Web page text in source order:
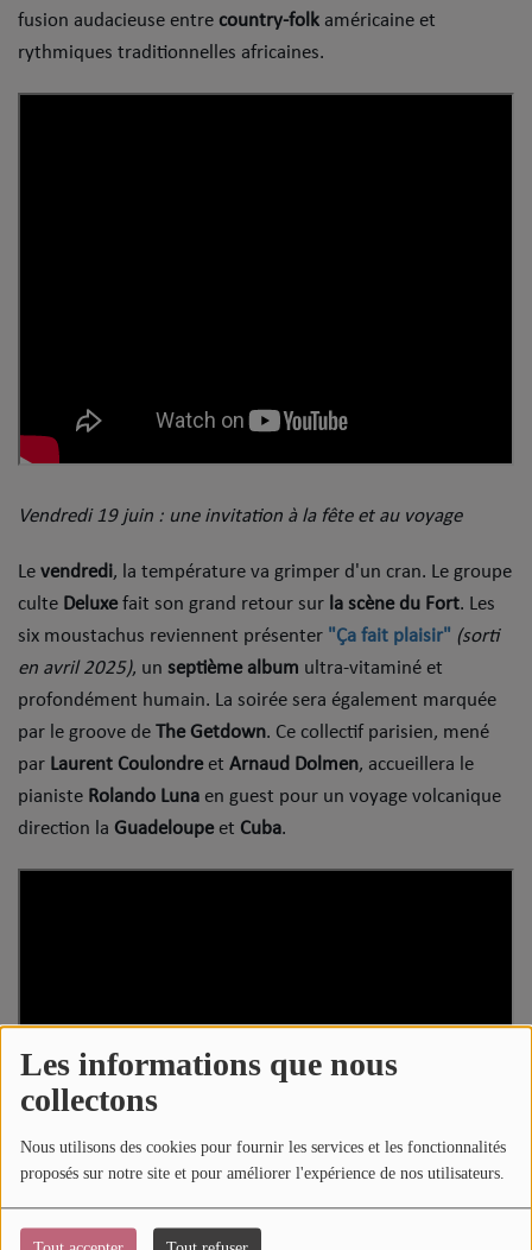
Les informations que nous
collectons
Nous utilisons des cookies pour fournir les services et les fonctionnalités
proposés sur notre site et pour améliorer l'expérience de nos utilisateurs.
MY SOUL ADDICT
T'Chat
fusion audacieuse entre country-folk américaine et
rythmiques traditionnelles africaines.
Vendredi 19 juin : une invitation à la fête et au voyage
Le vendredi, la température va grimper d'un cran. Le groupe
culte Deluxefait son grand retour sur la scène du Fort. Les
six moustachus reviennent présenter "Ça fait plaisir" (sorti
en avril 2025), un septième album ultra-vitaminé et
profondément humain. La soirée sera également marquée
par le groove de The Getdown. Ce collectif parisien, mené
par Laurent Coulondreet Arnaud Dolmen, accueillera le
pianiste Rolando Luna en guest pour un voyage volcanique
direction la Guadeloupeet Cuba.